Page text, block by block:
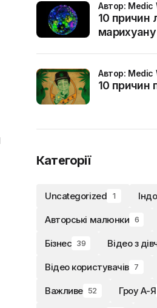
10 причин
Автор: Medic
10 причин
Автор: Medic
Категорії
Uncategorized 1
Авторські малюнки 6
Бізнес 39 Відео з
Відео користувачів 7
Важливе 52 Гроу А-Я